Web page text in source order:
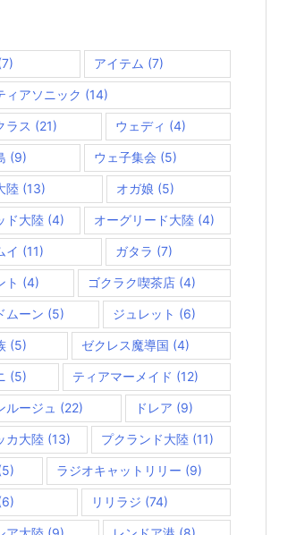
アイテム (7)
ィアソニック (14)
ラス (21) ウェディ (4)
(9) ウェ子集会 (5)
陸 (13) オガ娘 (5)
ド大陸 (4) オーグリード大陸 (4)
イ (11) ガタラ (7)
ト (4) ゴクラク喫茶店 (4)
ムーン (5) ジュレット (6)
(5) ゼクレス魔導国 (4)
(5) ティアマーメイド (12)
ルージュ (22) ドレア (9)
カ大陸 (13) プクランド大陸 (11)
ラジオキャットリリー (9)
リリラジ (74)